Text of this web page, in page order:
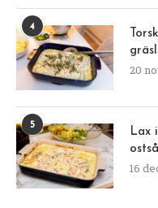
4
20
5
Lax
16